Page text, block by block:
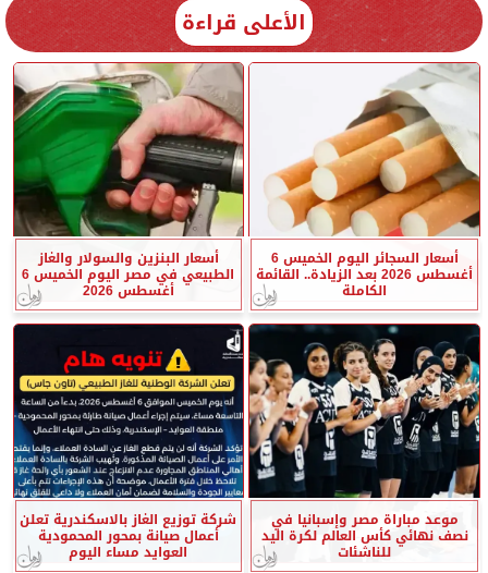
الأعلى قراءة
أسعار السجائر اليوم الخميس 6
أغسطس 2026 بعد الزيادة.. القائمة
الكاملة
أسعار البنزين والسولار والغاز
الطبيعي في مصر اليوم الخميس 6
أغسطس 2026
موعد مباراة مصر وإسبانيا في
نصف نهائي كأس العالم لكرة اليد
للناشئات
شركة توزيع الغاز بالاسكندرية تعلن
أعمال صيانة بمحور المحمودية
العوايد مساء اليوم